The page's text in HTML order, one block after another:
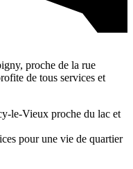
proche de la rue
de tous services et
le-Vieux proche du lac et
pour une vie de quartier